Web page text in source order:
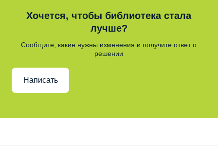
Хочется, чтобы библиотека стала
лучше?
Сообщите, какие нужны изменения и получите ответ о
решении
Написать